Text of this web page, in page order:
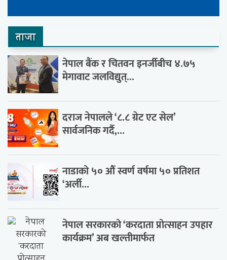
ताजा
नेपाल बैंक र चितवन इनर्जीबीच ४.७५
मेगावाट जलविद्युत्...
दराज नेपालले ‘८.८ ग्रेट एट सेल’
सार्वजनिक गर्दै,...
नाडाको ५० औँ स्वर्ण वर्षमा ५० प्रतिशत
‘अर्ली...
नेपाल सरकारको ‘करदाता प्रोत्साहन उपहार
कार्यक्रम’ अब खल्तीमार्फत